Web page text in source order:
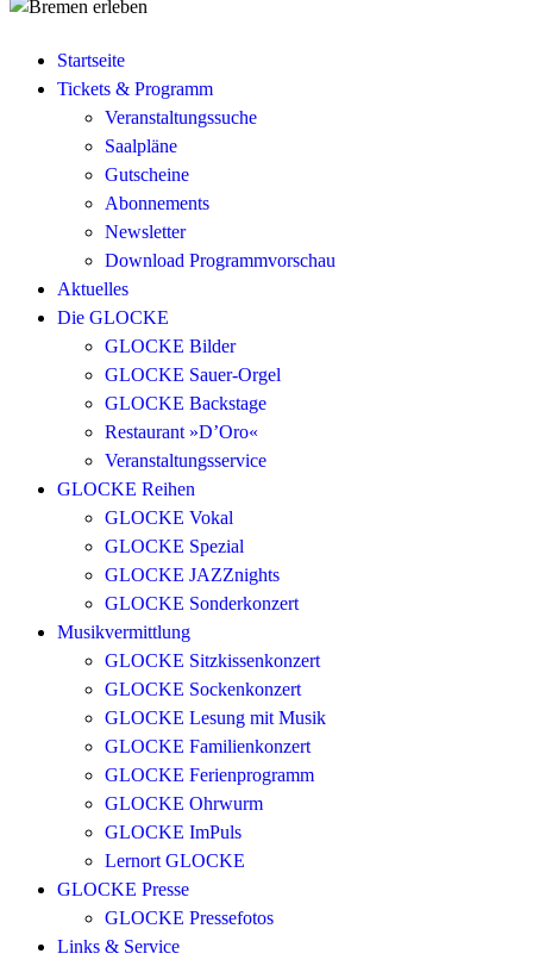
Startseite
Tickets & Programm
Veranstaltungssuche
Saalpläne
Gutscheine
Abonnements
Newsletter
Download Programmvorschau
Aktuelles
Die GLOCKE
GLOCKE Bilder
GLOCKE Sauer-Orgel
GLOCKE Backstage
Restaurant »D’Oro«
Veranstaltungsservice
GLOCKE Reihen
GLOCKE Vokal
GLOCKE Spezial
GLOCKE JAZZnights
GLOCKE Sonderkonzert
Musikvermittlung
GLOCKE Sitzkissenkonzert
GLOCKE Sockenkonzert
GLOCKE Lesung mit Musik
GLOCKE Familienkonzert
GLOCKE Ferienprogramm
GLOCKE Ohrwurm
GLOCKE ImPuls
Lernort GLOCKE
GLOCKE Presse
GLOCKE Pressefotos
Links & Service